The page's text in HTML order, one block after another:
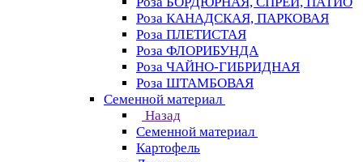
Роза КАНАДСКАЯ, ПАРКОВАЯ
Роза ПЛЕТИСТАЯ
Роза ФЛОРИБУНДА
Роза ЧАЙНО-ГИБРИДНАЯ
Роза ШТАМБОВАЯ
Семенной материал
Назад
Семенной материал
Картофель